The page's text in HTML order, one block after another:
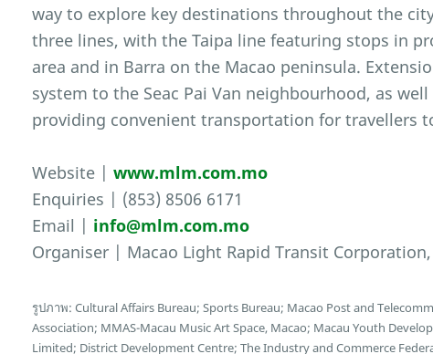
way to explore key destinations throughout the
three lines, with the Taipa line featuring stops in
area and in Barra on the Macao peninsula.
system to the Seac Pai Van neighbourhood, as
providing convenient transportation for travellers
Website |www.mlm.com.mo
Enquiries | (853) 8506 6171
Email | info@mlm.com.mo
Organiser | Macao Light Rapid Transit
รูปภาพ: Cultural Affairs Bureau; Sports Bureau; Macao Post and
Association; MMAS-Macau Music Art Space, Macao; Macau Youth
Limited; District Development Centre; The Industry and Commerce